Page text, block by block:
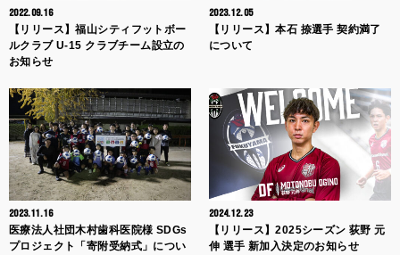
2022.09.16
【リリース】福山シティフットボー
ルクラブ U-15 クラブチーム設立の
お知らせ
2023.12.05
【リリース】本石 捺選手 契約満了
について
2023.11.16
医療法人社団木村歯科医院様 SDGs
プロジェクト「寄附受納式」につい
2024.12.23
【リリース】2025シーズン 荻野 元
伸 選手 新加入決定のお知らせ